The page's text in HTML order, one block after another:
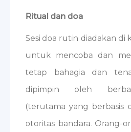
Ritual dan doa
Sesi doa rutin diadakan di
untuk mencoba dan
tetap bahagia dan
dipimpin oleh
(terutama yang berbasis
otoritas bandara. Orang-